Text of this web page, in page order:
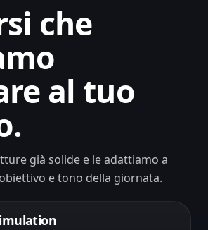
che
al tuo
già solide e le adattiamo a
e tono della giornata.